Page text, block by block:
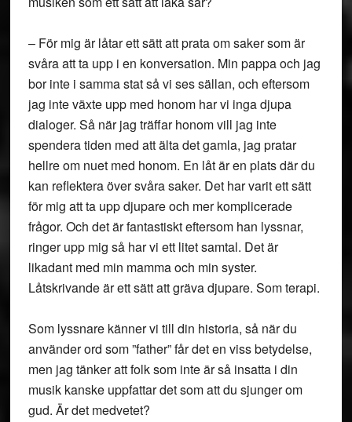
– För mig är låtar ett sätt att prata om saker som är
svåra att ta upp i en konversation. Min pappa och jag
bor inte i samma stat så vi ses sällan, och eftersom
jag inte växte upp med honom har vi inga djupa
dialoger. Så när jag träffar honom vill jag inte
spendera tiden med att älta det gamla, jag pratar
hellre om nuet med honom. En låt är en plats där du
kan reflektera över svåra saker. Det har varit ett sätt
för mig att ta upp djupare och mer komplicerade
frågor. Och det är fantastiskt eftersom han lyssnar,
ringer upp mig så har vi ett litet samtal. Det är
likadant med min mamma och min syster.
Låtskrivande är ett sätt att gräva djupare. Som terapi.
Som lyssnare känner vi till din historia, så när du
använder ord som ”father” får det en viss betydelse,
men jag tänker att folk som inte är så insatta i din
musik kanske uppfattar det som att du sjunger om
gud. Är det medvetet?